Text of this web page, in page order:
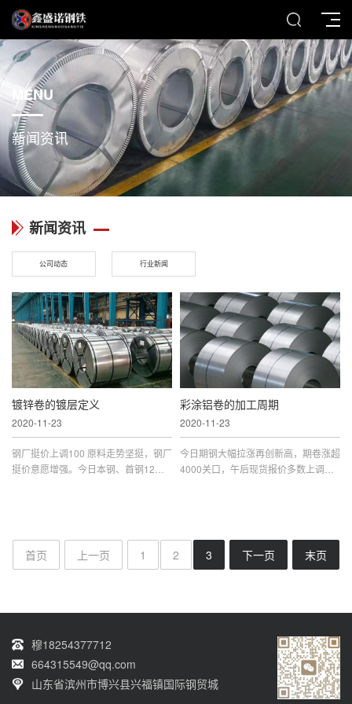
MENU
新闻资讯
新闻资讯
公司动态 行业新闻
镀锌卷的镀层定义
2020-11-23
钢厂挺价上调100 原料走势坚挺，钢厂
挺价意愿增强。今日本钢、首钢12月
彩涂铝卷的加工周期
2020-11-23
今日期钢大幅拉涨再创新高，期卷涨超
4000关口，午后现货报价多数上调，
首页 上一页 1 2 3 下一页 末页
穆18254377712
664315549@qq.com
山东省滨州市博兴县兴福镇国际钢贸城